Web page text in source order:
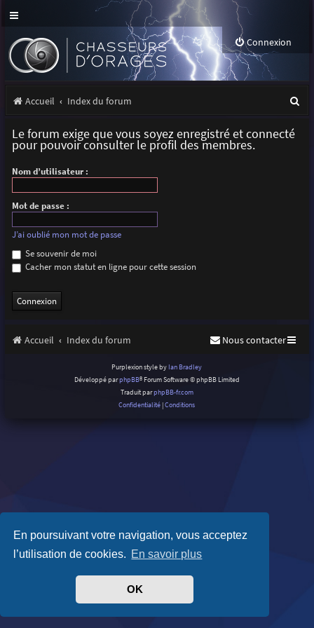
En poursuivant votre navigation, vous acceptez
l’utilisation de cookies. En savoir plus
OK
Connexion
Accueil Index du forum
Le forum exige que vous soyez enregistré et connecté
pour pouvoir consulter le profil des membres.
Nom d’utilisateur :
Mot de passe :
J’ai oublié mon mot de passe
Se souvenir de moi
Cacher mon statut en ligne pour cette session
Accueil Index du forum Nous contacter
Purplexion style by Ian Bradley
Développé parphpBB® Forum Software © phpBB Limited
Traduit parphpBB-fr.com
Confidentialité |Conditions